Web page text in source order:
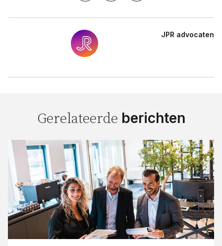
JPR advocaten
Gerelateerde berichten